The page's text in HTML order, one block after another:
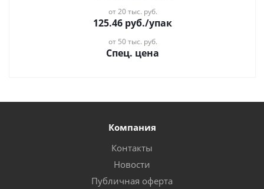
от 20 тыс. руб.
125.46 руб./упак
от 50 тыс. руб.
Спец. цена
Компания
Контакты
Новости
Публичная оферта